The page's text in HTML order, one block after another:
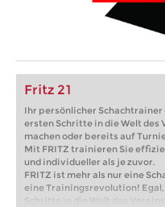
Fritz 21
Ihr persönlicher Schachtrainer
ersten Schritte in die Welt des
machen oder bereits auf
Mit FRITZ trainieren Sie
und individueller als je zuvor.
FRITZ ist mehr als nur eine
eine Trainingsrevolution!
Schritte in die Welt des